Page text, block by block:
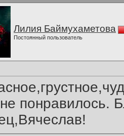
Лилия Баймухаметова
Постоянный пользователь
понравилось.